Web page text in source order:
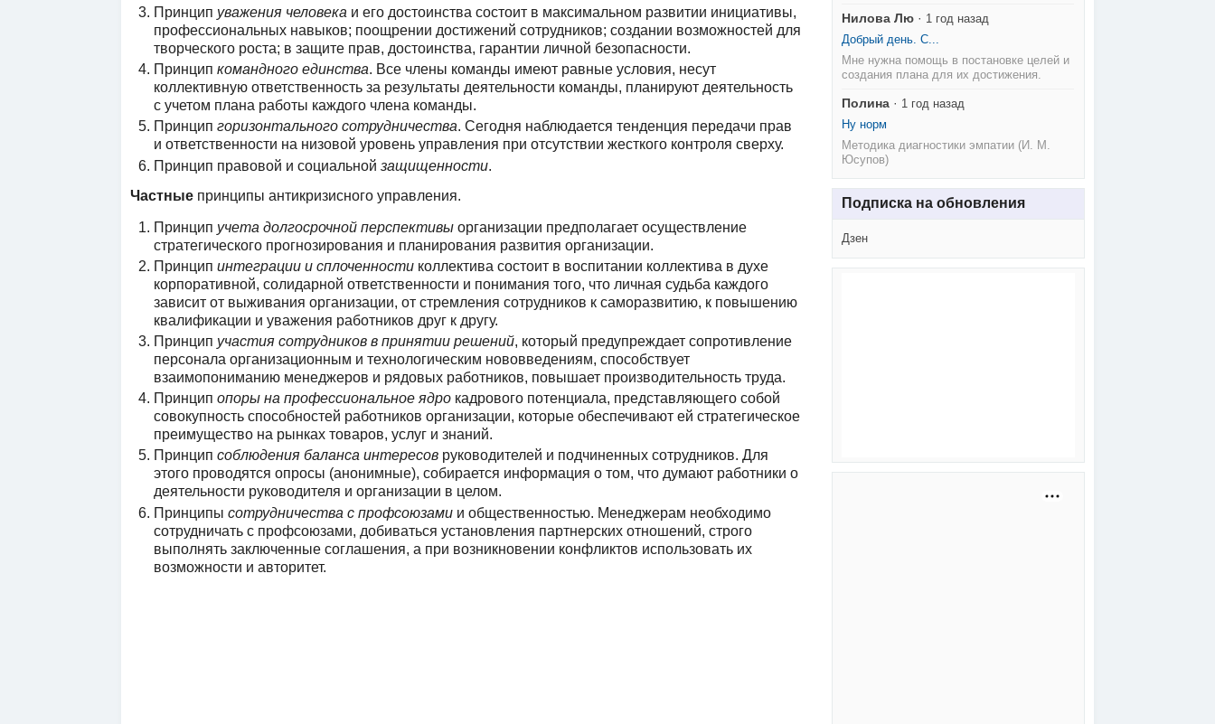
Принцип уважения человека и его достоинства состоит в максимальном развитии инициативы,
профессиональных навыков; поощрении достижений сотрудников; создании возможностей для
творческого роста; в защите прав, достоинства, гарантии личной безопасности.
Принцип командного единства. Все члены команды имеют равные условия, несут
коллективную ответственность за результаты деятельности команды, планируют деятельность
с учетом плана работы каждого члена команды.
Принцип горизонтального сотрудничества. Сегодня наблюдается тенденция передачи прав
и ответственности на низовой уровень управления при отсутствии жесткого контроля сверху.
Принцип правовой и социальной защищенности.
Частные принципы антикризисного управления.
Принцип учета долгосрочной перспективыорганизации предполагает осуществление
стратегического прогнозирования и планирования развития организации.
Принцип интеграции и сплоченностиколлектива состоит в воспитании коллектива в духе
корпоративной, солидарной ответственности и понимания того, что личная судьба каждого
зависит от выживания организации, от стремления сотрудников к саморазвитию, к повышению
квалификации и уважения работников друг к другу.
Принцип участия сотрудников в принятии решений, который предупреждает сопротивление
персонала организационным и технологическим нововведениям, способствует
взаимопониманию менеджеров и рядовых работников, повышает производительность труда.
Принцип опоры на профессиональное ядрокадрового потенциала, представляющего собой
совокупность способностей работников организации, которые обеспечивают ей стратегическое
преимущество на рынках товаров, услуг и знаний.
Принцип соблюдения баланса интересовруководителей и подчиненных сотрудников. Для
этого проводятся опросы (анонимные), собирается информация о том, что думают работники о
деятельности руководителя и организации в целом.
Принципы сотрудничества с профсоюзамии общественностью. Менеджерам необходимо
сотрудничать с профсоюзами, добиваться установления партнерских отношений, строго
выполнять заключенные соглашения, а при возникновении конфликтов использовать их
возможности и авторитет.
Нилова Лю · 1 год назад
Добрый день. С...
Мне нужна помощь в постановке целей и
создания плана для их достижения.
Полина · 1 год назад
Ну норм
Методика диагностики эмпатии (И. М.
Юсупов)
Подписка на обновления
Дзен